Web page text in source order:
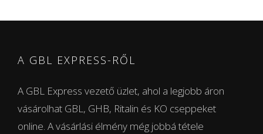
A GBL EXPRESS-RŐL
A GBL Express vezető üzlet, ahol a legjobb áron
vásárolhat GBL, GHB, Ritalin és KO cseppeket
online. A vásárlási élmény még jobbá tétele